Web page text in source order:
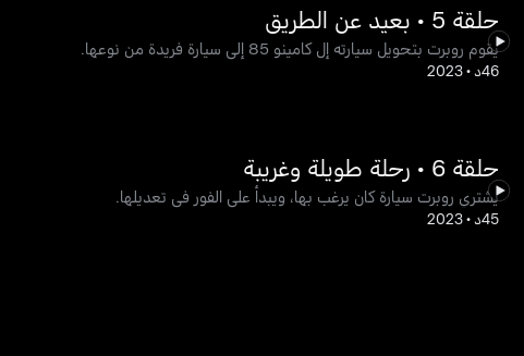
حلقة 5 • بعيد عن الطريق
يقوم روبرت بتحويل سيارته إل كامينو 85 إلى سيارة فريدة من نوعها.
46د •
2023
حلقة 6 • رحلة طويلة وغريبة
يشتري روبرت سيارة كان يرغب بها، ويبدأ على الفور في تعديلها.
45د •
2023